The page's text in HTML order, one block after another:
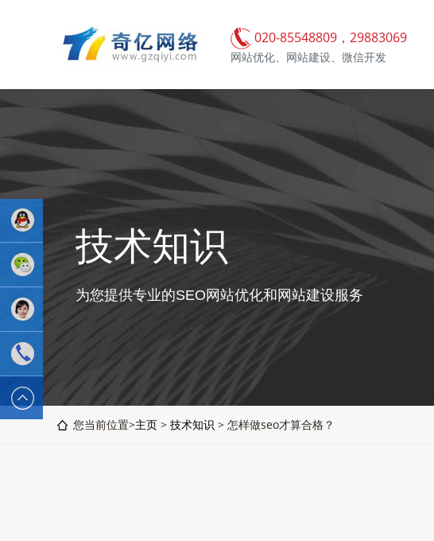
020-85548809，29883069
网站优化、网站建设、微信开发
技术知识
为您提供专业的SEO网站优化和网站建设服务
您当前位置>主页 > 技术知识 > 怎样做seo才算合格？
业务
QQ：
81233044
售后Q :
2589562336
电话 :